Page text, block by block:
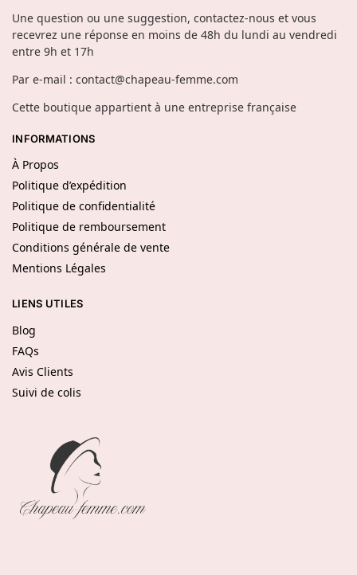
Une question ou une suggestion, contactez-nous et vous
recevrez une réponse en moins de 48h du lundi au vendredi
entre 9h et 17h
Par e-mail : contact@chapeau-femme.com
Cette boutique appartient à une entreprise française
INFORMATIONS
À Propos
Politique d’expédition
Politique de confidentialité
Politique de remboursement
Conditions générale de vente
Mentions Légales
LIENS UTILES
Blog
FAQs
Avis Clients
Suivi de colis